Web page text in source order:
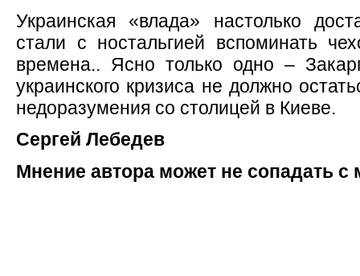
Украинская «влада» настолько
стали с ностальгией вспоминать
времена.. Ясно только одно –
украинского кризиса не должно
недоразумения со столицей в Киеве.
Сергей Лебедев
Мнение автора может не сопадать с